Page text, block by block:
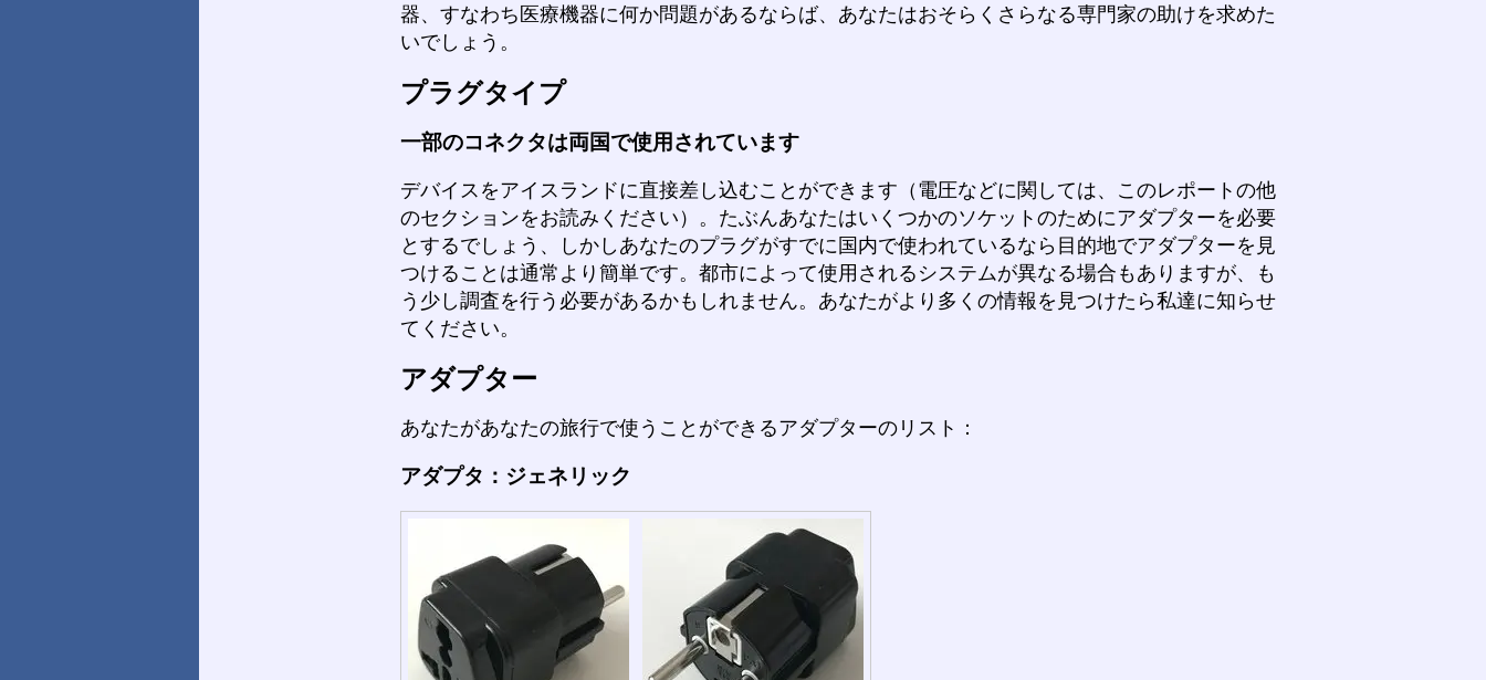
器、すなわち医療機器に何か問題があるならば、あなたはおそらくさらなる専門家の助けを求めた
いでしょう。
プラグタイプ
一部のコネクタは両国で使用されています
デバイスをアイスランドに直接差し込むことができます（電圧などに関しては、このレポートの他
のセクションをお読みください）。たぶんあなたはいくつかのソケットのためにアダプターを必要
とするでしょう、しかしあなたのプラグがすでに国内で使われているなら目的地でアダプターを見
つけることは通常より簡単です。都市によって使用されるシステムが異なる場合もありますが、も
う少し調査を行う必要があるかもしれません。あなたがより多くの情報を見つけたら私達に知らせ
てください。
アダプター
あなたがあなたの旅行で使うことができるアダプターのリスト：
アダプタ：ジェネリック